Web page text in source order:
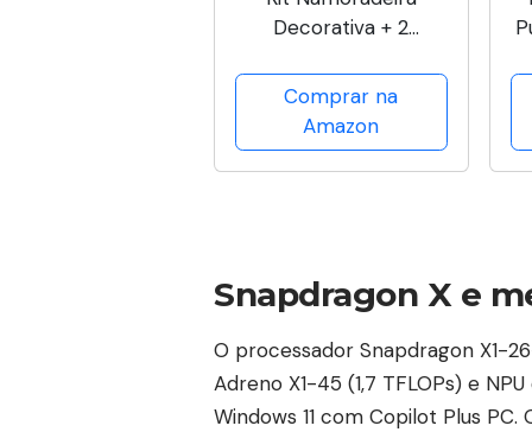
Decorativa + 2
Consultório Recepção
Alice Suede Bege
Comprar na
Amazon
Snapdragon X e
O processador Snapdragon X1-
Adreno X1-45 (1,7 TFLOPs) e
Windows 11 com Copilot Plus